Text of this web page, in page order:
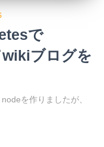
で
ブログを
を作りましたが、